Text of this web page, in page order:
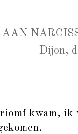
AAN
Dijon,
kwam, ik